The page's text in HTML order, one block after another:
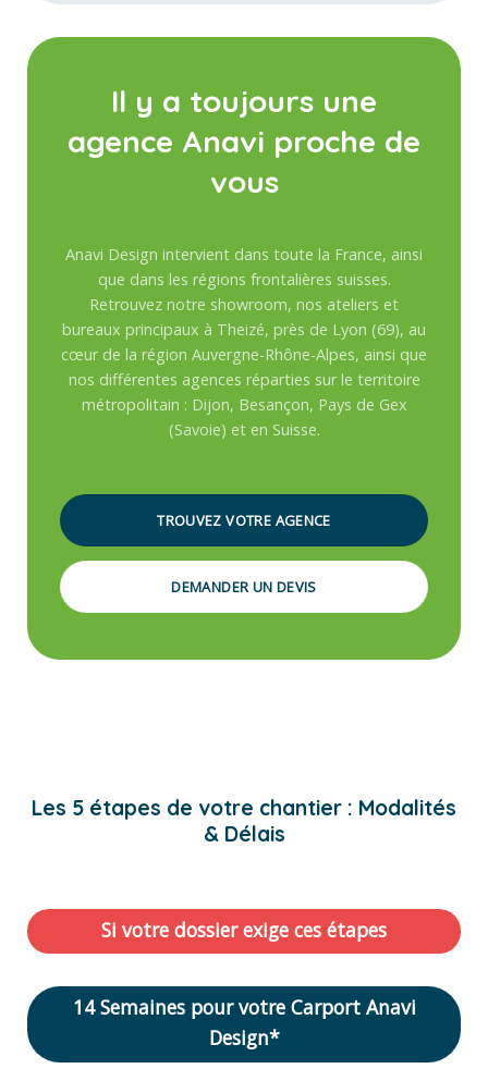
Il y a toujours une
agence Anavi proche de
vous
Anavi Design intervient dans toute la France, ainsi
que dans les régions frontalières suisses.
Retrouvez notre showroom, nos ateliers et
bureaux principaux à Theizé, près de Lyon (69), au
cœur de la région Auvergne-Rhône-Alpes, ainsi que
nos différentes agences réparties sur le territoire
métropolitain : Dijon, Besançon, Pays de Gex
(Savoie) et en Suisse.
TROUVEZ VOTRE AGENCE
DEMANDER UN DEVIS
Les 5 étapes de votre chantier : Modalités
& Délais
Si votre dossier exige ces étapes
14 Semaines pour votre Carport Anavi
Design*